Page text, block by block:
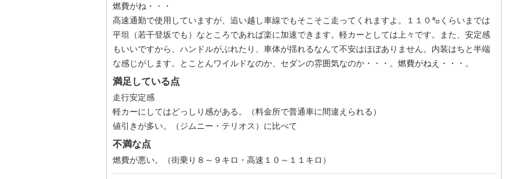
燃費がね・・・
高速通勤で使用していますが、追い越し車線でもそこそこ走ってくれますよ。１１０㌔くらいまでは
平坦（若干登坂でも）なところであれば楽に加速できます。軽カーとしては上々です。また、安定感
もいいですから、ハンドルがぶれたり、車体が揺れるなんて不安はほぼありません。内装はちと半端
な感じがします。とことんワイルドなのか、セダンの雰囲気なのか・・・。燃費がねえ・・・。
満足している点
走行安定感
軽カーにしてはどっしり感がある。（料金所で普通車に間違えられる）
値引きが多い。（ジムニー・テリオス）に比べて
不満な点
燃費が悪い。（街乗り８～９キロ・高速１０～１１キロ）